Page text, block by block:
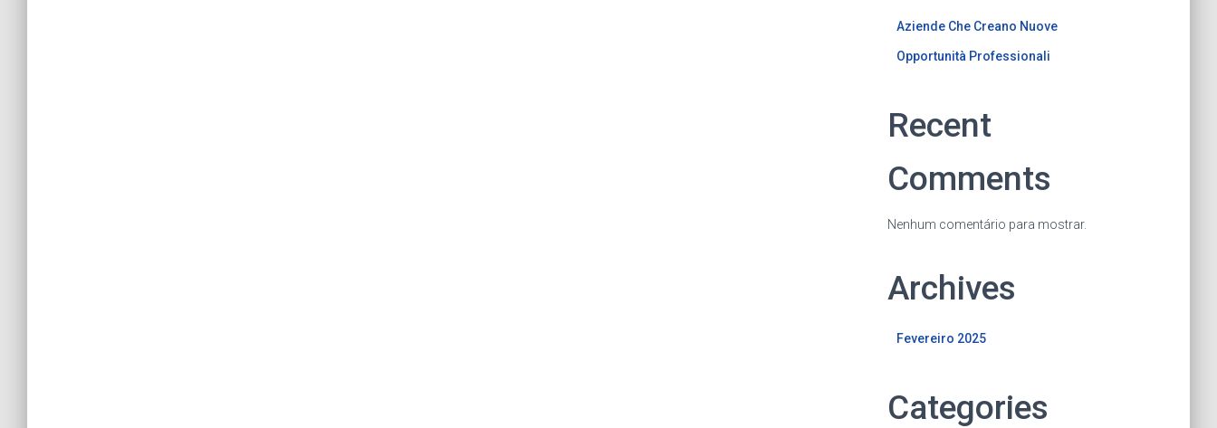
Aziende Che Creano Nuove
Opportunità Professionali
Recent
Comments
Nenhum comentário para mostrar.
Archives
Fevereiro 2025
Categories